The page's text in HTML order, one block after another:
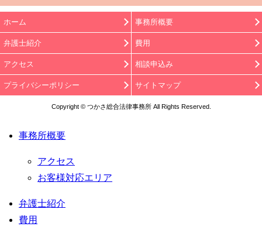
ホーム 事務所概要
弁護士紹介 費用
アクセス 相談申込み
プライバシーポリシー サイトマップ
Copyright © つかさ総合法律事務所 All Rights Reserved.
事務所概要
アクセス
お客様対応エリア
弁護士紹介
費用